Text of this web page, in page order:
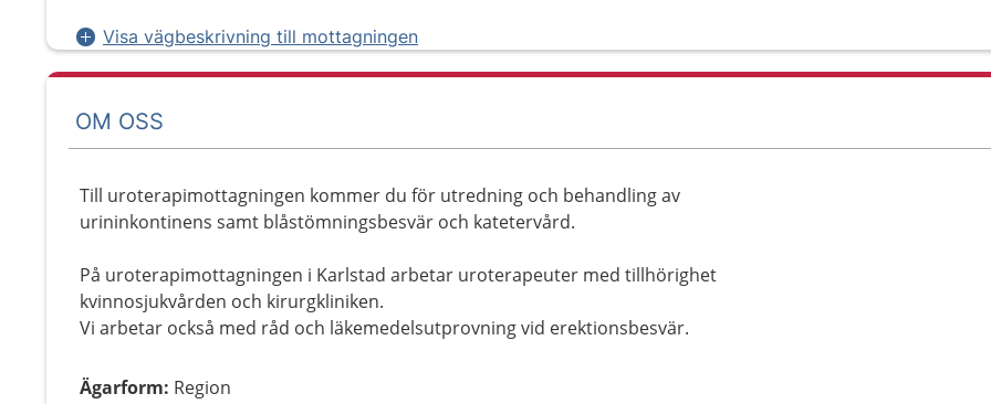
Visa vägbeskrivning till mottagningen
OM OSS
Till uroterapimottagningen kommer du för utredning och behandling av
urininkontinens samt blåstömningsbesvär och katetervård.
På uroterapimottagningen i Karlstad arbetar uroterapeuter med tillhörighet
kvinnosjukvården och kirurgkliniken.
Vi arbetar också med råd och läkemedelsutprovning vid erektionsbesvär.
Ägarform: Region